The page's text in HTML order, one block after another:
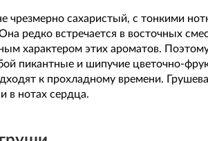
чрезмерно сахаристый, с тонкими
редко встречается в восточных
характером этих ароматов.
пикантные и шипучие цветочно-
к прохладному времени.
в нотах сердца.